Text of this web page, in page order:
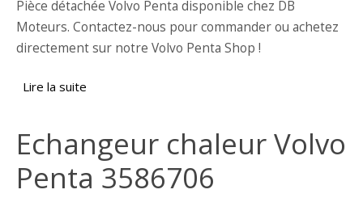
Pièce détachée Volvo Penta disponible chez DB
Moteurs. Contactez-nous pour commander ou achetez
directement sur notre Volvo Penta Shop !
Lire la suite
Echangeur chaleur Volvo
Penta 3586706